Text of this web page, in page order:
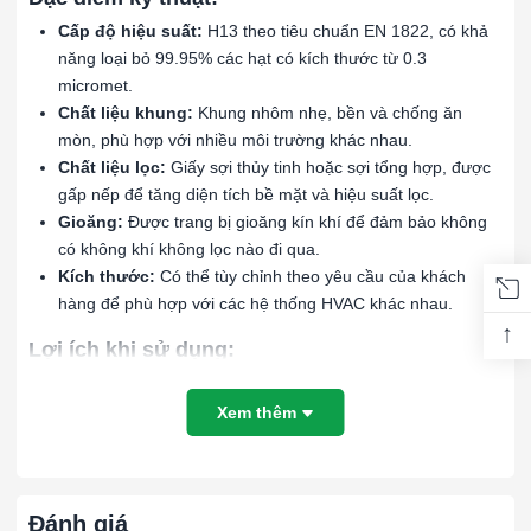
Cấp độ hiệu suất: H13 theo tiêu chuẩn EN 1822, có khả
năng loại bỏ 99.95% các hạt có kích thước từ 0.3
micromet.
Chất liệu khung: Khung nhôm nhẹ, bền và chống ăn
mòn, phù hợp với nhiều môi trường khác nhau.
Chất liệu lọc: Giấy sợi thủy tinh hoặc sợi tổng hợp, được
gấp nếp để tăng diện tích bề mặt và hiệu suất lọc.
Gioăng: Được trang bị gioăng kín khí để đảm bảo không
có không khí không lọc nào đi qua.
Kích thước: Có thể tùy chỉnh theo yêu cầu của khách
hàng để phù hợp với các hệ thống HVAC khác nhau.
Lợi ích khi sử dụng:
khuẩn và các tạp chất khác, đảm bảo không khí sạch tuyệt
kiện môi trường khắc nghiệt.
Xem thêm
Đánh giá
↑